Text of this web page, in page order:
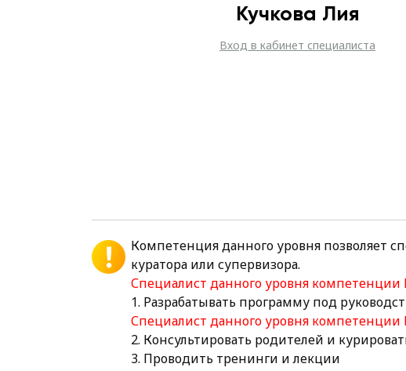
Кучкова Лия
Вход в кабинет специалиста
Компетенция данного уровня позволяет
куратора или супервизора.
Специалист данного уровня
1. Разрабатывать программу под
Специалист данного уровня
2. Консультировать родителей и
3. Проводить тренинги и лекции